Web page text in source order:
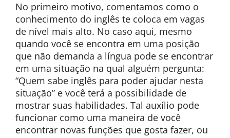
No primeiro motivo, comentamos como o
conhecimento do inglês te coloca em vagas
de nível mais alto. No caso aqui, mesmo
quando você se encontra em uma posição
que não demanda a língua pode se encontrar
em uma situação na qual alguém pergunta:
“Quem sabe inglês para poder ajudar nesta
situação” e você terá a possibilidade de
mostrar suas habilidades. Tal auxílio pode
funcionar como uma maneira de você
encontrar novas funções que gosta fazer, ou